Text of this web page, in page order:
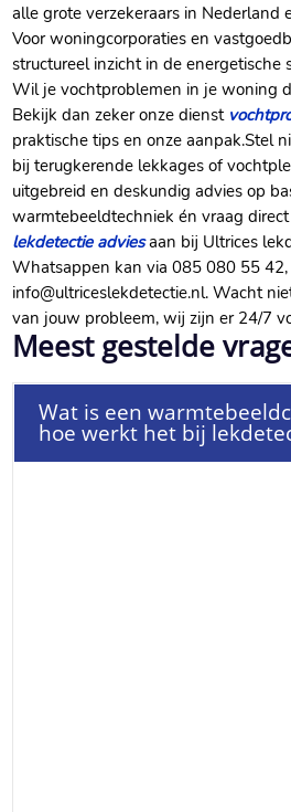
alle grote verzekeraars in Nederland
Voor woningcorporaties en
structureel inzicht in de energetische
Wil je vochtproblemen in je woning
Bekijk dan zeker onze dienst
praktische tips en onze aanpak.​ Stel
bij terugkerende lekkages of
uitgebreid en deskundig advies op
warmtebeeldtechniek én vraag
lekdetectie adviesaan bij Ultrices
Whatsappen kan via 085 080 55
info@ultriceslekdetectie.​nl.​ Wacht
van jouw probleem, wij zijn er 24/7
Meest gestelde
Wat is een
hoe werkt het bij